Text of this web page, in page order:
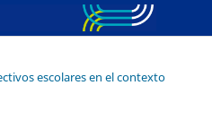
escolares en el contexto